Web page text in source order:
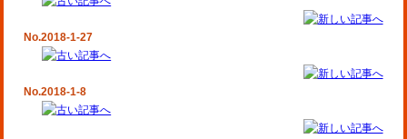
No.2018-1-27
No.2018-1-8